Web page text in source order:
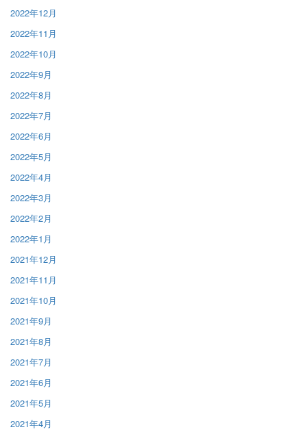
2022年12月
2022年11月
2022年10月
2022年9月
2022年8月
2022年7月
2022年6月
2022年5月
2022年4月
2022年3月
2022年2月
2022年1月
2021年12月
2021年11月
2021年10月
2021年9月
2021年8月
2021年7月
2021年6月
2021年5月
2021年4月